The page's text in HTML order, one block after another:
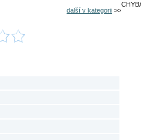
další v kategorii >>